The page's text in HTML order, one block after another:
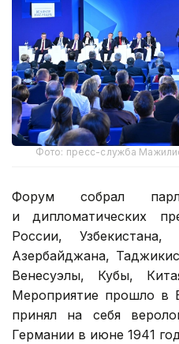
Фото: пресс-служба
Форум собрал
и дипломатических
России,
Азербайджана,
Венесуэлы, Кубы,
Мероприятие прошло в
принял на себя
Германии в июне 1941